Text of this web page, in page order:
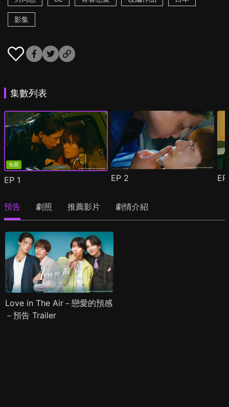
影集
集數列表
免費
EP 1 EP 2
預告 劇照 推薦影片 劇情介紹
Love in The Air－戀愛的預感
－預告 Trailer